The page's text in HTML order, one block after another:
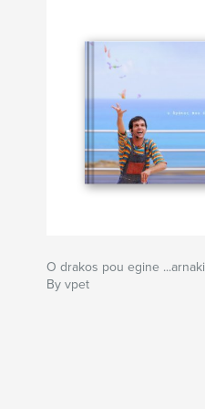
O drakos pou egine ...arnaki
By vpet